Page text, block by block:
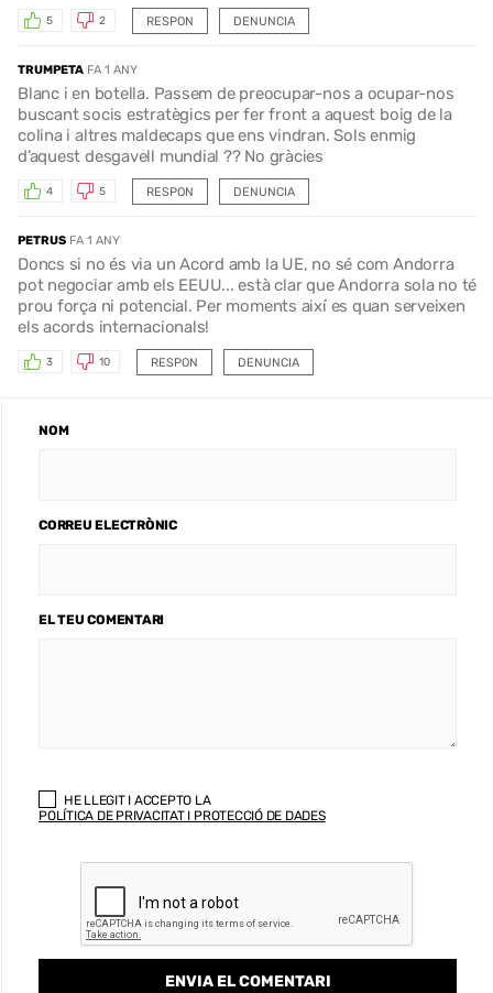
RESPON
5 2 DENUNCIA
TRUMPETA FA 1 ANY
Blanc i en botella. Passem de preocupar-nos a ocupar-nos
buscant socis estratègics per fer front a aquest boig de la
colina i altres maldecaps que ens vindran. Sols enmig
d’aquest desgavell mundial ?? No gràcies
RESPON
4 5 DENUNCIA
PETRUS FA 1 ANY
Doncs si no és via un Acord amb la UE, no sé com Andorra
pot negociar amb els EEUU... està clar que Andorra sola no té
prou força ni potencial. Per moments així es quan serveixen
els acords internacionals!
RESPON
3 10 DENUNCIA
NOM
CORREU ELECTRÒNIC
EL TEU COMENTARI
HE LLEGIT I ACCEPTO LA
POLÍTICA DE PRIVACITAT I PROTECCIÓ DE DADES